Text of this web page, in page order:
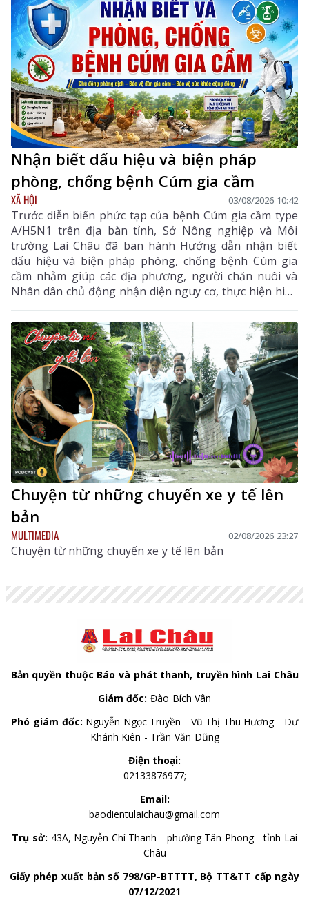
Nhận biết dấu hiệu và biện pháp
phòng, chống bệnh Cúm gia cầm
XÃ HỘI 03/08/2026 10:42
Trước diễn biến phức tạp của bệnh Cúm gia cầm type
A/H5N1 trên địa bàn tỉnh, Sở Nông nghiệp và Môi
trường Lai Châu đã ban hành Hướng dẫn nhận biết
dấu hiệu và biện pháp phòng, chống bệnh Cúm gia
cầm nhằm giúp các địa phương, người chăn nuôi và
Nhân dân chủ động nhận diện nguy cơ, thực hiện hiệu
quả các biện pháp phòng, chống dịch, hạn chế lây lan,
bảo vệ đàn gia cầm, sức khỏe cộng đồng và ổn định
sản xuất chăn nuôi. Hướng dẫn tập trung vào các nội
dung chính gồm: đặc điểm dịch tễ của bệnh, dấu hiệu
nhận biết, các biện pháp phòng bệnh, tiêm phòng vắc
xin, giám sát, xử lý ổ dịch và trách nhiệm của chính
quyền, người chăn nuôi, người tiêu dùng trong công
tác phòng, chống dịch.
Chuyện từ những chuyến xe y tế lên
bản
MULTIMEDIA 02/08/2026 23:27
Chuyện từ những chuyến xe y tế lên bản
Bản quyền thuộc Báo và phát thanh, truyền hình Lai Châu
Giám đốc: Đào Bích Vân
Phó giám đốc: Nguyễn Ngọc Truyền - Vũ Thị Thu Hương - Dư
Khánh Kiên - Trần Văn Dũng
Điện thoại:
02133876977;
Email:
baodientulaichau@gmail.com
Trụ sở: 43A, Nguyễn Chí Thanh - phường Tân Phong - tỉnh Lai
Châu
Giấy phép xuất bản số 798/GP-BTTTT, Bộ TT&TT cấp ngày
07/12/2021